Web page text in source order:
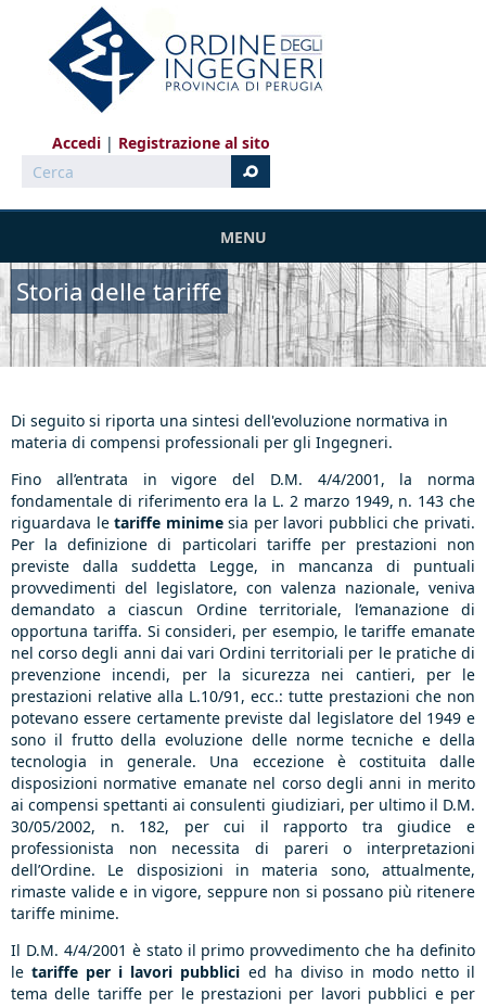
Salta al contenuto principale
Accedi
Registrazione al sito
Cerca
MENU
Storia delle tariffe
Di seguito si riporta una sintesi dell'evoluzione normativa in
materia di compensi professionali per gli Ingegneri.
Fino all’entrata in vigore del D.M. 4/4/2001, la norma
fondamentale di riferimento era la L. 2 marzo 1949, n. 143 che
riguardava letariffe minimesia per lavori pubblici che privati.
Per la definizione di particolari tariffe per prestazioni non
previste dalla suddetta Legge, in mancanza di puntuali
provvedimenti del legislatore, con valenza nazionale, veniva
demandato a ciascun Ordine territoriale, l’emanazione di
opportuna tariffa. Si consideri, per esempio, le tariffe emanate
nel corso degli anni dai vari Ordini territoriali per le pratiche di
prevenzione incendi, per la sicurezza nei cantieri, per le
prestazioni relative alla L.10/91, ecc.: tutte prestazioni che non
potevano essere certamente previste dal legislatore del 1949 e
sono il frutto della evoluzione delle norme tecniche e della
tecnologia in generale. Una eccezione è costituita dalle
disposizioni normative emanate nel corso degli anni in merito
ai compensi spettanti ai consulenti giudiziari, per ultimo il D.M.
30/05/2002, n. 182, per cui il rapporto tra giudice e
professionista non necessita di pareri o interpretazioni
dell’Ordine. Le disposizioni in materia sono, attualmente,
rimaste valide e in vigore, seppure non si possano più ritenere
tariffe minime.
Il D.M. 4/4/2001 è stato il primo provvedimento che ha definito
le tariffe per i lavori pubblici ed ha diviso in modo netto il
tema delle tariffe per le prestazioni per lavori pubblici e per